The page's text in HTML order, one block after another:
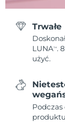
Trwałe
LUNATM .
użyć.